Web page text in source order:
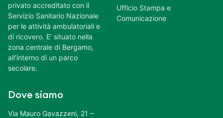
privato accreditato con il
Servizio Sanitario Nazionale
per le attività ambulatoriali e
di ricovero. E’ situato nella
zona centrale di Bergamo,
all’interno di un parco
secolare.
Dove siamo
Via Mauro Gavazzeni, 21 –
Ufficio Stampa e
Comunicazione